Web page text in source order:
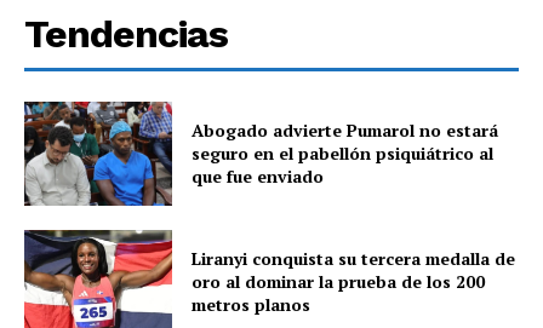
Tendencias
Abogado advierte Pumarol no estará
seguro en el pabellón psiquiátrico al
que fue enviado
Liranyi conquista su tercera medalla de
oro al dominar la prueba de los 200
metros planos